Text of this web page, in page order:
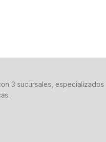
3 sucursales, especializados